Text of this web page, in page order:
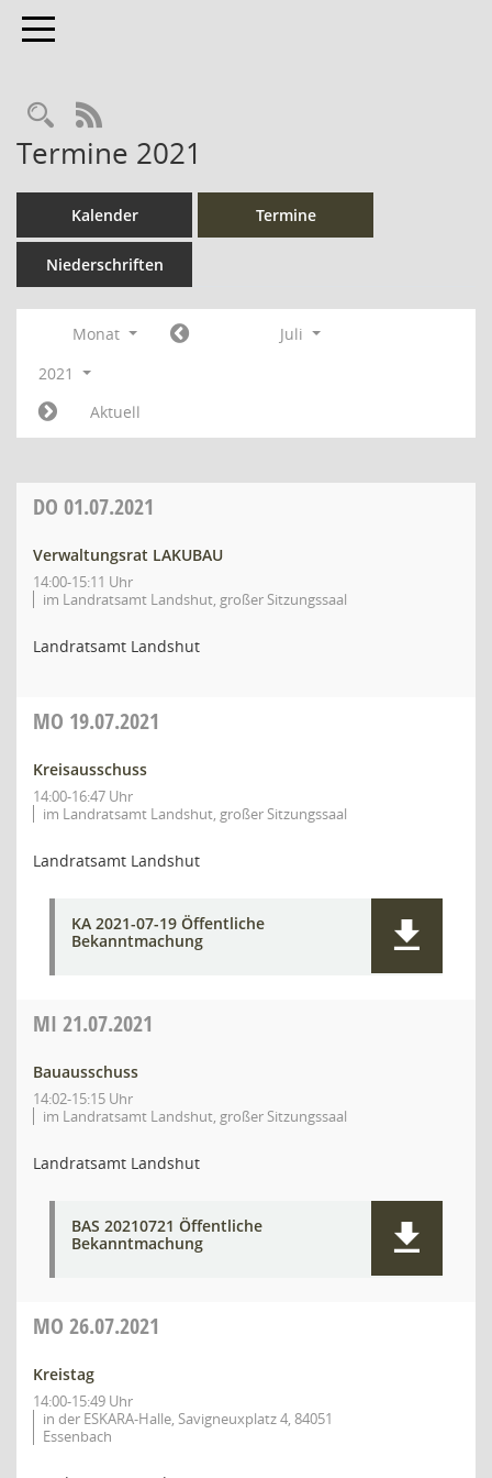
Toggle navigation
Rechercheauswahl
RSS-Feed
Termine 2021
Kalender Termine
Niederschriften
Monat
Juli
2021
Aktuell
DO 01.07.2021
Verwaltungsrat LAKUBAU
14:00-15:11 Uhr
im Landratsamt Landshut, großer Sitzungssaal
Landratsamt Landshut
MO 19.07.2021
Kreisausschuss
14:00-16:47 Uhr
im Landratsamt Landshut, großer Sitzungssaal
Landratsamt Landshut
KA 2021-07-19 Öffentliche
Bekanntmachung
MI 21.07.2021
Bauausschuss
14:02-15:15 Uhr
im Landratsamt Landshut, großer Sitzungssaal
Landratsamt Landshut
BAS 20210721 Öffentliche
Bekanntmachung
MO 26.07.2021
Kreistag
14:00-15:49 Uhr
in der ESKARA-Halle, Savigneuxplatz 4, 84051
Essenbach